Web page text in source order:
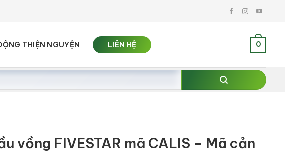
THIỆN NGUYỆN LIÊN HỆ 0
vồng FIVESTAR mã CALIS – Mã cản